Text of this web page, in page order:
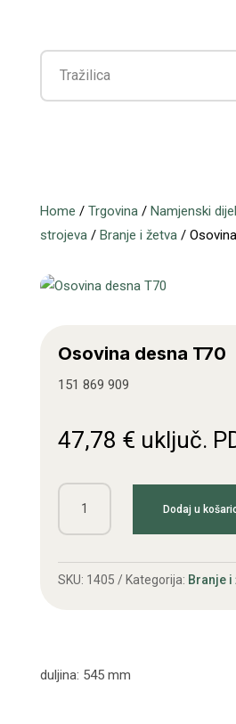
Home / Trgovina/ Namjenski
strojeva/ Branje i žetva/
Osovina desna T70
151 869 909
47,78 € uključ.
Osovina
desna
količina
Dodaj u
SKU: 1405 Kategorija: Branje i
duljina: 545 mm